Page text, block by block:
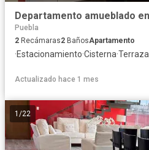
Puebla
2 Recámaras2 BañosApartamento
·Estacionamiento·Cisterna·Terraza
Actualizado hace 1 mes
1 /22